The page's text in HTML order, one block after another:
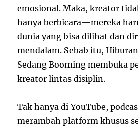
emosional. Maka, kreator
hanya berbicara—mereka
dunia yang bisa dilihat dan
mendalam. Sebab itu,
Sedang Booming membuka
kreator lintas disiplin.
Tak hanya di YouTube,
merambah platform khusus